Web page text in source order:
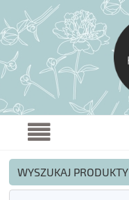
WYSZUKAJ PRODUKTY